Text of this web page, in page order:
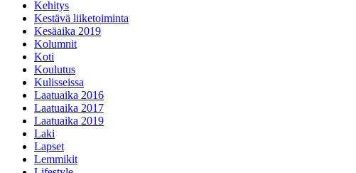
Kehitys
Kestävä liiketoiminta
Kesäaika 2019
Kolumnit
Koti
Koulutus
Kulisseissa
Laatuaika 2016
Laatuaika 2017
Laatuaika 2019
Laki
Lapset
Lemmikit